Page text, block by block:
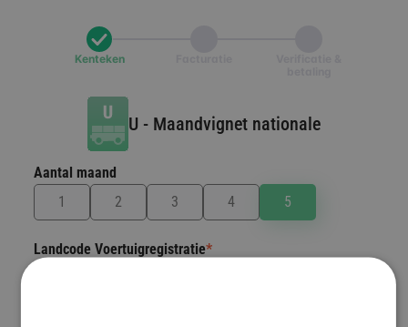
Kenteken
U - Maandvignet nationale
Aantal maand
Landcode Voertuigregistratie*